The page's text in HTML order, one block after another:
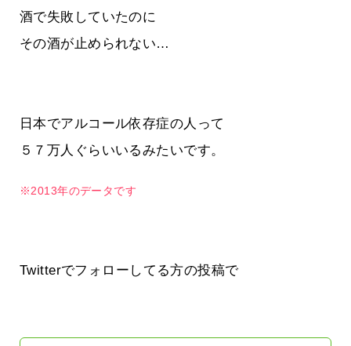
酒で失敗していたのに
その酒が止められない…
日本でアルコール依存症の人って
５７万人ぐらいいるみたいです。
※2013年のデータです
Twitterでフォローしてる方の投稿で